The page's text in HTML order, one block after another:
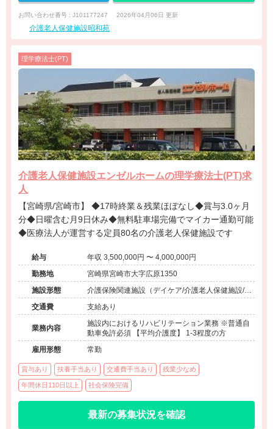
お問い合わせ番号 : J101177247 2026年04月06日 更新
介護老人保健施設昭和苑
理学療法士(PT)
介護老人保健施設エンゼルホームの理学療法士(PT)求
人
【宮崎県/宮崎市】 ◆17時終業＆残業ほぼなし◆賞与3.0ヶ月
分◆日曜含む月9日休み◆無料駐車場完備でマイカー通勤可能
◆医療法人が運営する定員80名の介護老人保健施設です
給与
年収 3,500,000円 〜 4,000,000円
勤務地
宮崎県宮崎市大字広原1350
施設形態
介護保険関連施設（デイケア/介護老人保健施設/シ
ョートステイ）
交通費 支給あり
業務内容
施設内におけるリハビリテーション業務 ※普通自
動車免許必須 【平均介護度】 1-3程度の方
雇用形態
常勤
賞与あり 扶養手当あり 交通費手当あり 残業少なめ
年間休日110日以上 社会保険完備
最新の募集状況を確認